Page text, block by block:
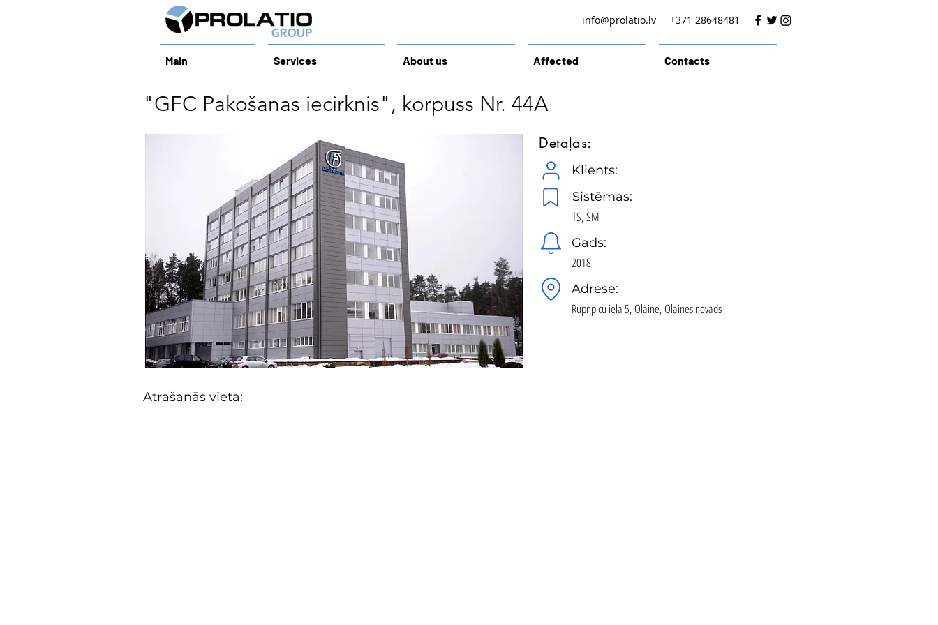
info@prolatio.lv +371 28648481
Main Services About us Affected Contacts
"GFC Pakošanas iecirknis", korpuss Nr. 44A
Detaļas:
Klients:
Sistēmas:
TS, SM
Gads:
2018
Adrese:
Rūpnpicu iela 5, Olaine, Olaines novads
Atrašanās vieta: